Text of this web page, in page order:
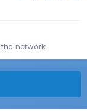
network